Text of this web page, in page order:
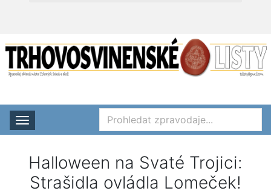
Rozbalit nabídku
Halloween na Svaté Trojici:
Strašidla ovládla Lomeček!